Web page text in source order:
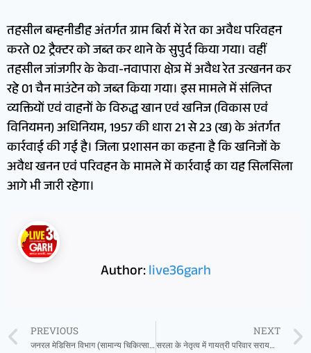
तहसील बम्हनीडीह अंतर्गत ग्राम बिर्रा में रेत का अवैध परिवहन
करते 02 ट्रैक्टर को जब्त कर थाने के सुपुर्द किया गया। वहीं
तहसील जांजगीर के केवा-नवापारा क्षेत्र में अवैध रेत उत्खनन कर
रहे 01 चैन माउंटेन को जब्त किया गया। इस मामले में संलिप्त
व्यक्तियों एवं वाहनों के विरुद्ध खान एवं खनिज (विकास एवं
विनियमन) अधिनियम, 1957 की धारा 21 से 23 (ख) के अंतर्गत
कार्रवाई की गई है। जिला प्रशासन का कहना है कि खनिजों के
अवैध खनन एवं परिवहन के मामले में कार्रवाई का यह सिलसिला
आगे भी जारी रहेगा।
Author:live36garh
PREVIOUS
जनरल मेडिसिन विभाग (सामान्य चिकित्सा विभाग)नए वर्ष में अंचल वासियो के लिए नई सौगात… न्यू भारती हॉस्पिटल सरायपाली में
NEXT
सरला के नेतृत्व में गायत्री परिवार सरायपाली ने कराया 801 गर्भवती बहनों का गर्भोत्सव संस्कार